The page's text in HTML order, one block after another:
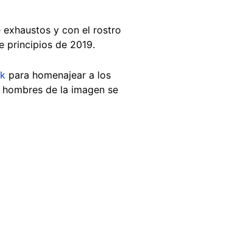
y con el rostro
principios de 2019.
para homenajear a los
de la imagen se